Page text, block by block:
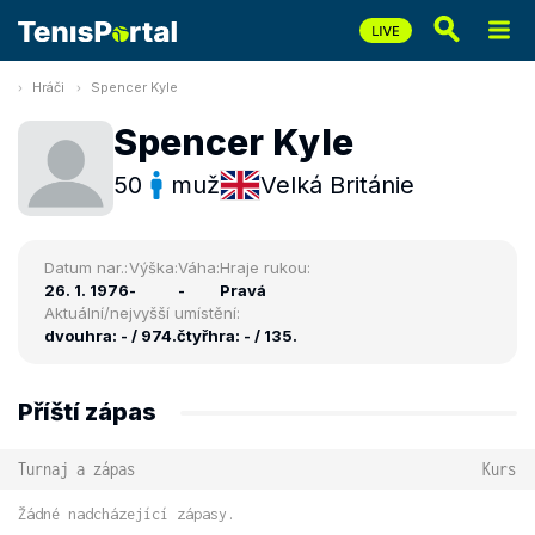
Hráči Spencer Kyle
Spencer Kyle
50 muž Velká Británie
Datum nar.:
26. 1. 1976
Výška:
-
Váha:
-
Hraje rukou:
Pravá
Aktuální/nejvyšší umístění:
dvouhra: - / 974.čtyřhra: - / 135.
Příští zápas
Turnaj a zápas Kurs
Žádné nadcházející zápasy.